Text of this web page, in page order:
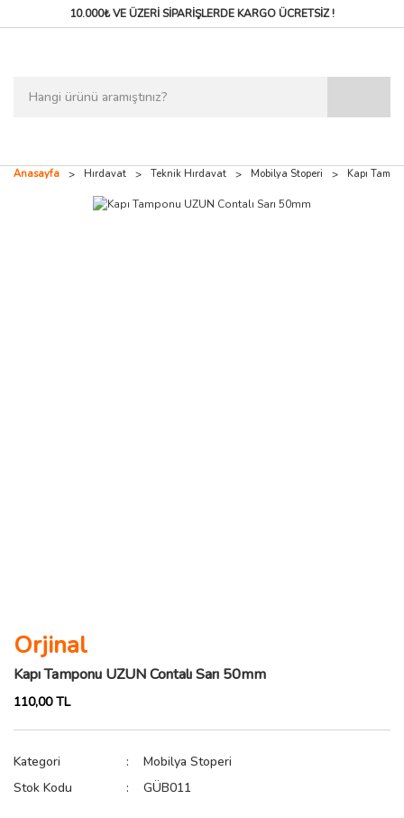
10.000₺ VE ÜZERİ SİPARİŞLERDEKARGO ÜCRETSİZ !
Anasayfa Hırdavat Teknik Hırdavat Mobilya Stoperi Kapı
Orjinal
Kapı Tamponu UZUN Contalı Sarı 50mm
110,00 TL
Kategori
Mobilya Stoperi
Stok Kodu
GÜB011